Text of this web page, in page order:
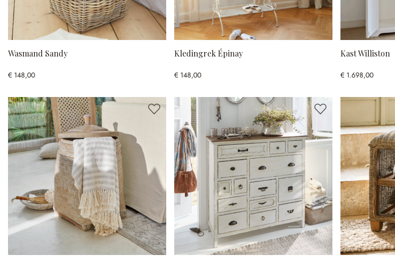
Wasmand Sandy
€ 148,00
Kledingrek Épinay
€ 148,00
Kast Williston
€ 1.698,00